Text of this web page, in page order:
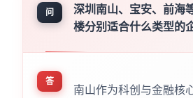
问
深圳南山、宝安、前海
楼分别适合什么类型的
答
南山作为科创与金融核